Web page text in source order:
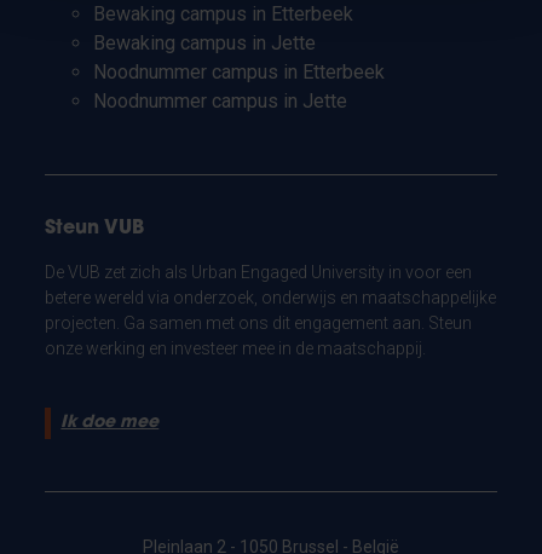
Bewaking campus in Etterbeek
Bewaking campus in Jette
Noodnummer campus in Etterbeek
Noodnummer campus in Jette
Steun VUB
De VUB zet zich als Urban Engaged University in voor een
betere wereld via onderzoek, onderwijs en maatschappelijke
projecten. Ga samen met ons dit engagement aan. Steun
onze werking en investeer mee in de maatschappij.
Ik doe mee
Pleinlaan 2 - 1050 Brussel - België